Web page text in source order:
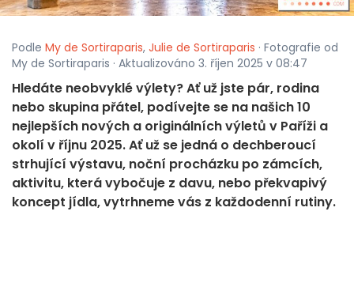
Podle My de Sortiraparis, Julie de Sortiraparis · Fotografie od
My de Sortiraparis · Aktualizováno 3. říjen 2025 v 08:47
Hledáte neobvyklé výlety? Ať už jste pár, rodina
nebo skupina přátel, podívejte se na našich 10
nejlepších nových a originálních výletů v Paříži a
okolí v říjnu 2025. Ať už se jedná o dechberoucí
strhující výstavu, noční procházku po zámcích,
aktivitu, která vybočuje z davu, nebo překvapivý
koncept jídla, vytrhneme vás z každodenní rutiny.